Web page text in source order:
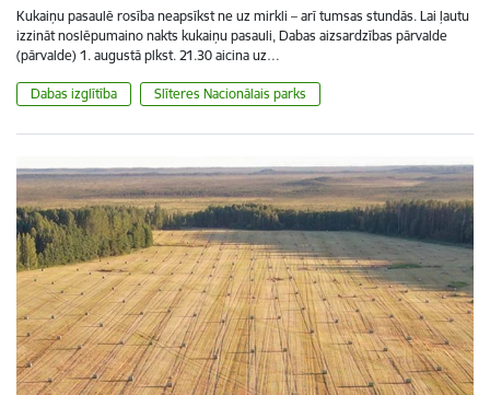
Kukaiņu pasaulē rosība neapsīkst ne uz mirkli – arī tumsas stundās. Lai ļautu
izzināt noslēpumaino nakts kukaiņu pasauli, Dabas aizsardzības pārvalde
(pārvalde) 1. augustā plkst. 21.30 aicina uz…
Dabas izglītība Slīteres Nacionālais parks